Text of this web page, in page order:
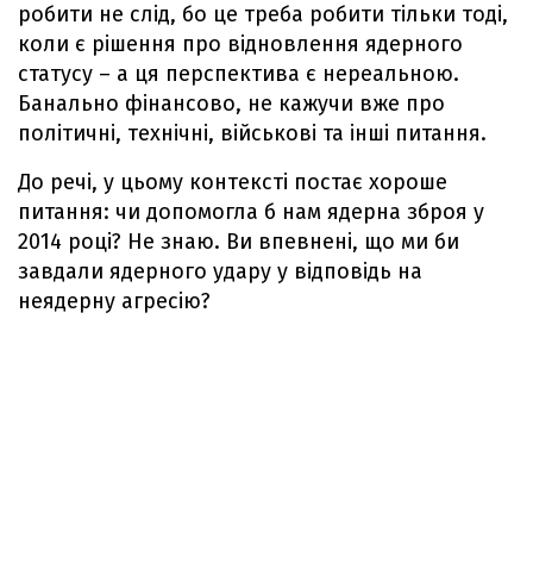
робити не слід, бо це треба робити тільки тоді,
коли є рішення про відновлення ядерного
статусу – а ця перспектива є нереальною.
Банально фінансово, не кажучи вже про
політичні, технічні, військові та інші питання.
До речі, у цьому контексті постає хороше
питання: чи допомогла б нам ядерна зброя у
2014 році? Не знаю. Ви впевнені, що ми би
завдали ядерного удару у відповідь на
неядерну агресію?